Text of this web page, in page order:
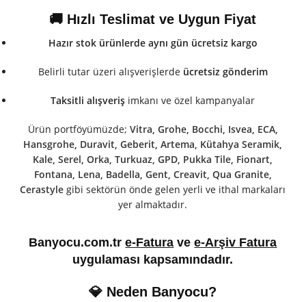
🚚 Hızlı Teslimat ve Uygun Fiyat
Hazır stok ürünlerde aynı gün ücretsiz kargo
Belirli tutar üzeri alışverişlerde ücretsiz gönderim
Taksitli alışveriş imkanı ve özel kampanyalar
Ürün portföyümüzde; Vitra Grohe, Bocchi Isvea ECA,
Hansgrohe Duravit ,Geberit ,Artema Kütahya Seramik
Kale ,Serel Orka ,Turkuaz ,GPD Pukka Tile Fionart
Fontana Lena Badella Gent Creavit Qua Granite,
Cerastyle gibi sektörün önde gelen yerli ve ithal markaları
yer almaktadır.
Banyocu.com.tre-Fatura vee-Arşiv Fatura
uygulaması kapsamındadır.
💎 Neden Banyocu?